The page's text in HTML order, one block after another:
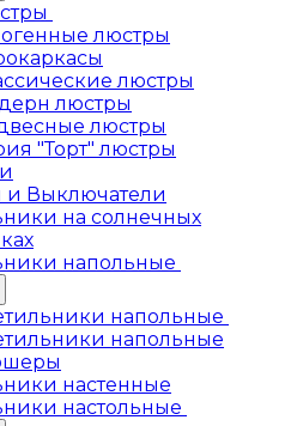
люстры
люстры
люстры
люстры
"Торт" люстры
и Выключатели
на солнечных
напольные
напольные
напольные
настенные
настольные